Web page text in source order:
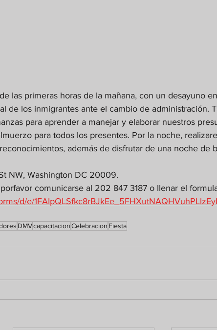
las primeras horas de la mañana, con un desayuno
de los inmigrantes ante el cambio de administración.
para aprender a manejar y elaborar nuestros
para todos los presentes. Por la noche,
además de disfrutar de una noche de
NW, Washington DC 20009.
comunicarse al 202 847 3187 o llenar el
d/e/
DMVcapacitacionCelebracion Fiesta